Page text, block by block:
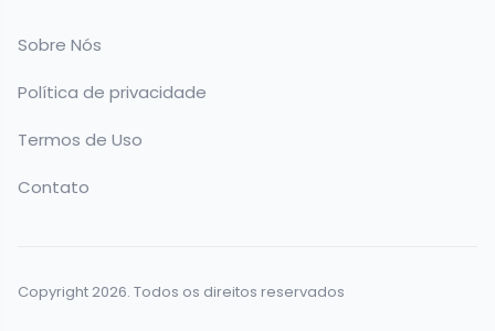
Sobre Nós
Política de privacidade
Termos de Uso
Contato
Copyright 2026. Todos os direitos reservados